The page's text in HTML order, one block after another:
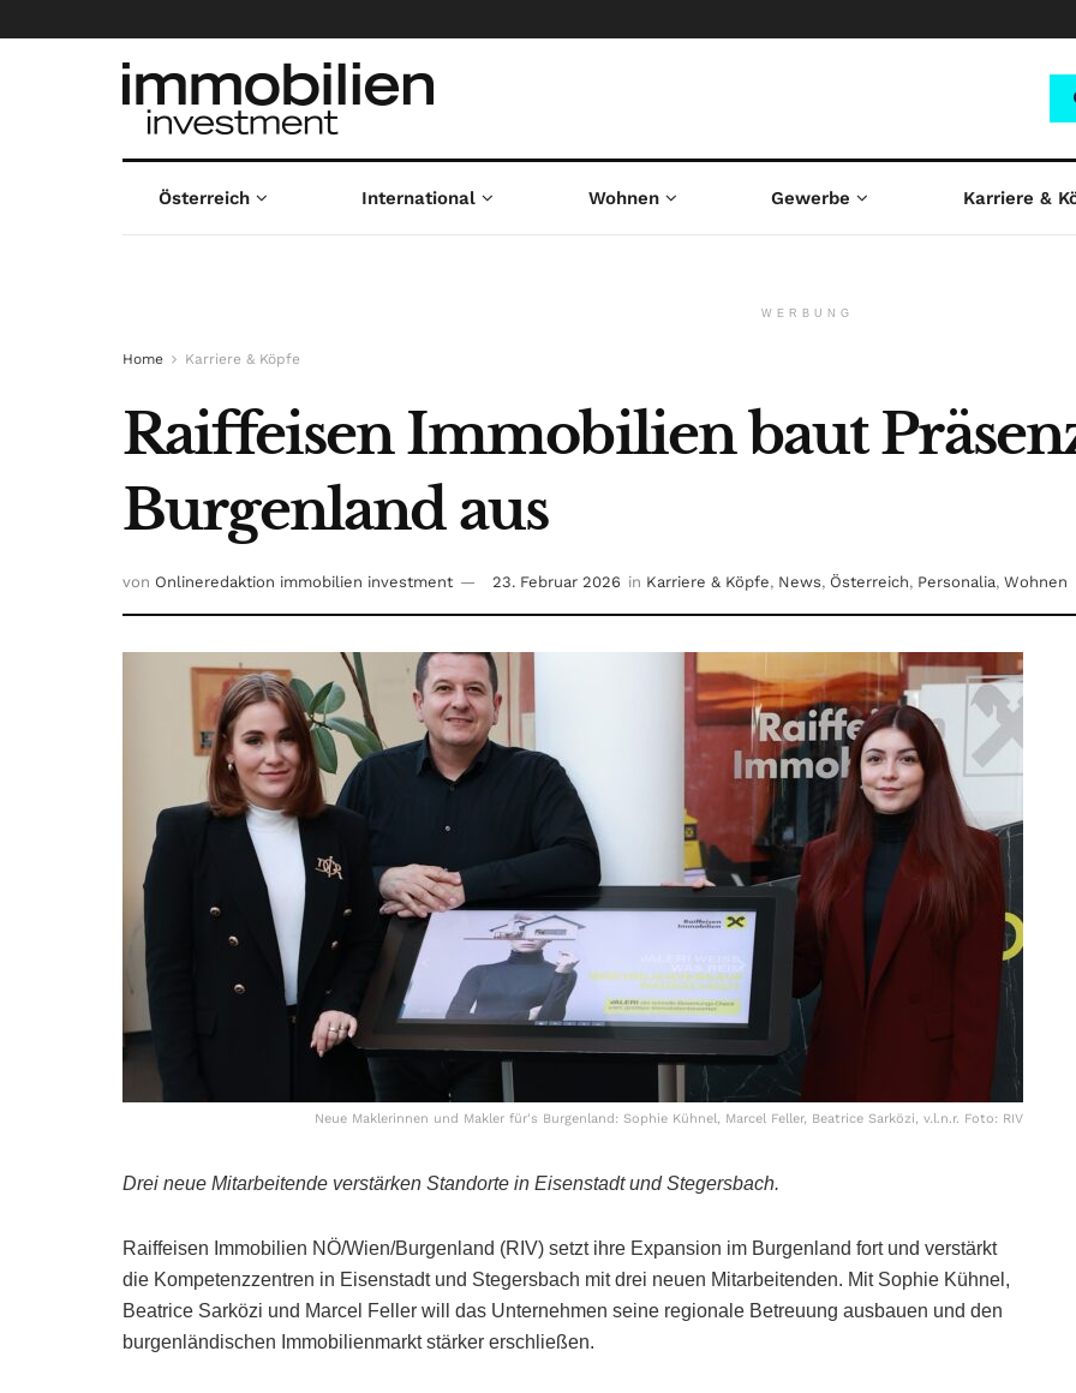
Österreich International Wohnen Gewerbe Karriere &
WERBUNG
Home Karriere & Köpfe
Raiffeisen Immobilien baut
Burgenland aus
von Onlineredaktion immobilien investment 23. Februar 2026 in Karriere & Köpfe, News, Österreich, Personalia, Wohnen
Neue Maklerinnen und Makler für's Burgenland: Sophie Kühnel, Marcel Feller, Beatrice Sarközi, v.l.n.r. Foto: RIV
Drei neue Mitarbeitende verstärken Standorte in Eisenstadt und Stegersbach.
Raiffeisen Immobilien NÖ/Wien/Burgenland (RIV) setzt ihre Expansion im Burgenland fort und verstärkt
die Kompetenzzentren in Eisenstadt und Stegersbach mit drei neuen Mitarbeitenden. Mit Sophie Kühnel,
Beatrice Sarközi und Marcel Feller will das Unternehmen seine regionale Betreuung ausbauen und den
burgenländischen Immobilienmarkt stärker erschließen.